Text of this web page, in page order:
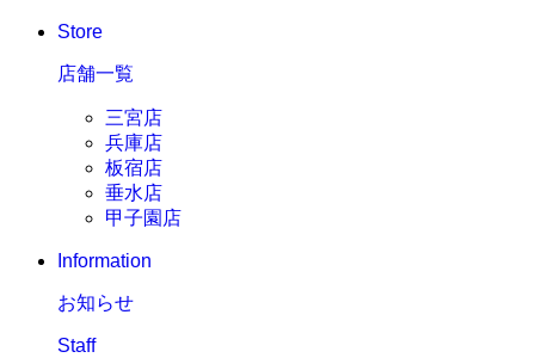
Store
店舗一覧
三宮店
兵庫店
板宿店
垂水店
甲子園店
Information
お知らせ
Staff